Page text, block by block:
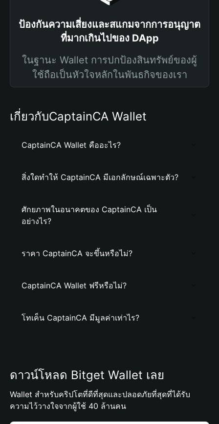
ป้องกันความเสี่ยงและสแกมจากการอนุญาต
ที่มากเกินไปของ DApp
ในฐานะ Wallet การปกป้องสินทรัพย์ของผู้
ใช้ถือเป็นหัวใจหลักในพันธกิจของเรา
เกี่ยวกับCaptainCA Wallet
CaptainCA Wallet คืออะไร?
สิ่งใดทำให้ CaptainCA มีเอกลักษณ์เฉพาะตัว?
ศักยภาพในอนาคตของ CaptainCA เป็น
อย่างไร?
ราคา CaptainCA จะขึ้นหรือไม่?
CaptainCA Wallet ฟรีหรือไม่?
โทเค็น CaptainCA มีมูลค่าเท่าไร?
ดาวน์โหลด Bitget Wallet เลย
Wallet สำหรับคริปโตที่ดีที่สุดและปลอดภัยที่สุดที่ได้รับ
ความไว้วางใจจากผู้ใช้ 40 ล้านคน